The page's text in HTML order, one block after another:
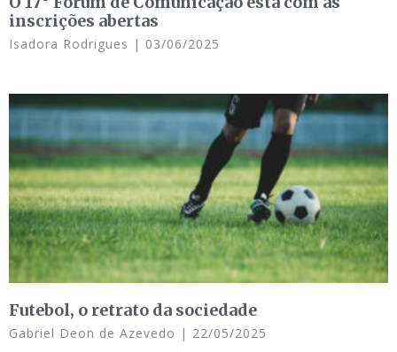
inscrições abertas
Isadora Rodrigues 03/06/2025
Futebol, o retrato da sociedade
Gabriel Deon de Azevedo 22/05/2025